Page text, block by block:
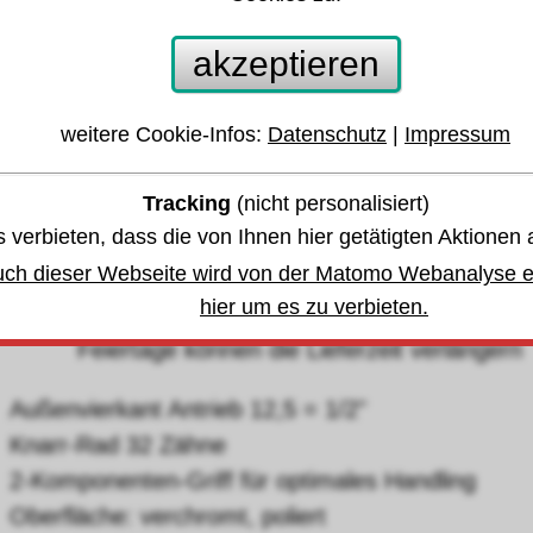
1/2" 916SP Hazet®
anderen Größen oder Varianten springen:
u. Garantie
Lagerbestand,
bis Montag, den 10. August 2026 -
können die Lieferzeit verlängern
Außenvierkant Antrieb 12,5 = 1/2"
Knarr-Rad 32 Zähne
2-Komponenten-Griff für optimales Handling
Oberfläche: verchromt, poliert
akzeptieren
weitere Cookie-Infos: Datenschutz Impressum
Tracking (nicht personalisiert)
verbieten, dass die von Ihnen hier getätigten Aktionen
dieser Webseite wird von der Matomo Webanalyse
hier um es zu verbieten.